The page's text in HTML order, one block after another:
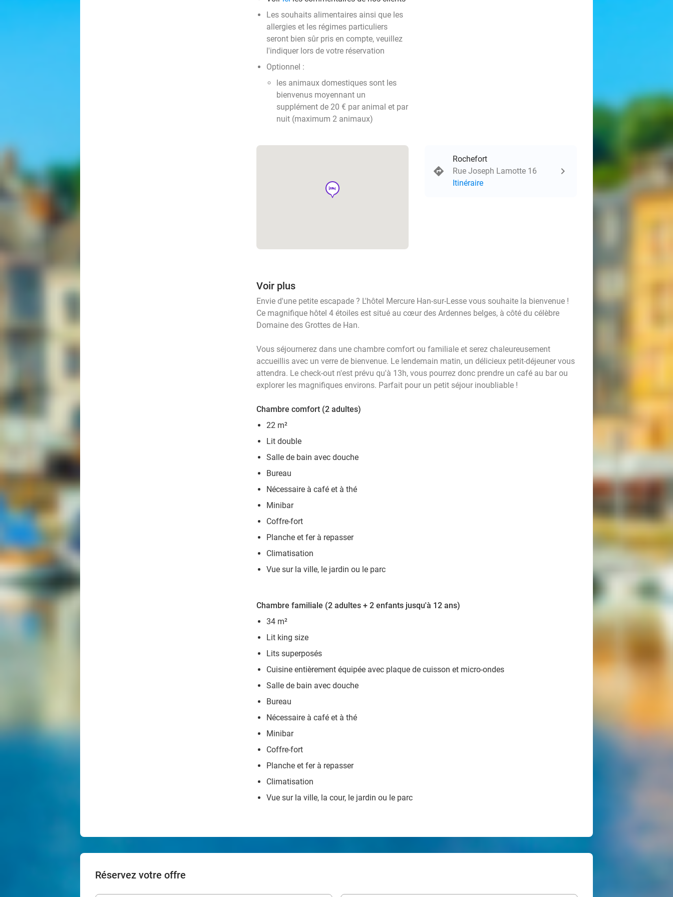
Les souhaits alimentaires ainsi que les
allergies et les régimes particuliers
seront bien sûr pris en compte, veuillez
l'indiquer lors de votre réservation
Optionnel :
les animaux domestiques sont les
bienvenus moyennant un
supplément de 20 € par animal et par
nuit (maximum 2 animaux)
hotel
Rochefort
Rue Joseph Lamotte 16
Itinéraire
Voir plus
Envie d'une petite escapade ? L'hôtel Mercure Han-sur-Lesse vous souhaite la bienvenue !
Ce magnifique hôtel 4 étoiles est situé au cœur des Ardennes belges, à côté du célèbre
Domaine des Grottes de Han.
Vous séjournerez dans une chambre comfort ou familiale et serez chaleureusement
accueillis avec un verre de bienvenue. Le lendemain matin, un délicieux petit-déjeuner vous
attendra. Le check-out n'est prévu qu'à 13h, vous pourrez donc prendre un café au bar ou
explorer les magnifiques environs. Parfait pour un petit séjour inoubliable !
Chambre comfort (2 adultes)
22 m²
Lit double
Salle de bain avec douche
Bureau
Nécessaire à café et à thé
Minibar
Coffre-fort
Planche et fer à repasser
Climatisation
Vue sur la ville, le jardin ou le parc
Chambre familiale (2 adultes + 2 enfants jusqu'à 12 ans)
34 m²
Lit king size
Lits superposés
Cuisine entièrement équipée avec plaque de cuisson et micro-ondes
Salle de bain avec douche
Bureau
Nécessaire à café et à thé
Minibar
Coffre-fort
Planche et fer à repasser
Climatisation
Vue sur la ville, la cour, le jardin ou le parc
Réservez votre offre